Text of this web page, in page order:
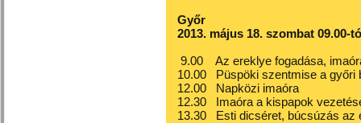
Győr
2013. május 18. szombat 09.00-
9.00 Az ereklye fogadása,
10.00 Püspöki szentmise a győri
12.00 Napközi imaóra
12.30 Imaóra a kispapok
13.30 Esti dicséret, búcsúzás az